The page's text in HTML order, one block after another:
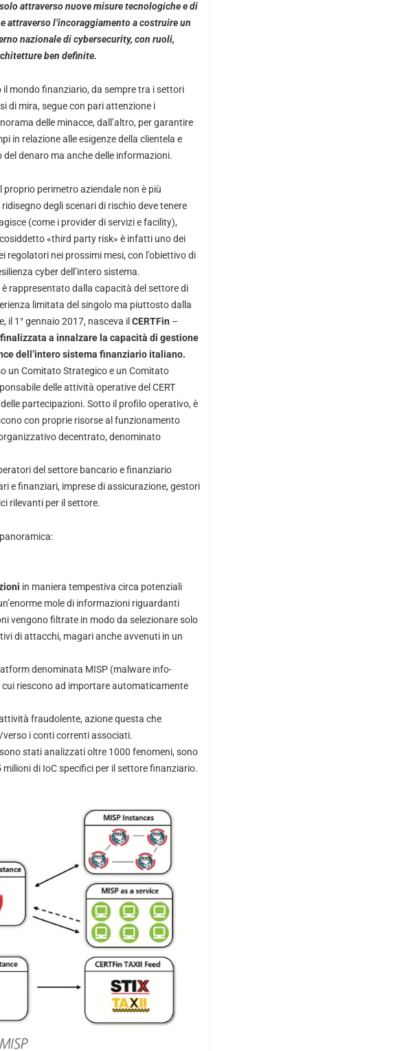
attraverso nuove misure tecnologiche e di
attraverso l’incoraggiamento a costruire un
nazionale di cybersecurity, con ruoli,
ben definite.
mondo finanziario, da sempre tra i settori
di mira, segue con pari attenzione i
delle minacce, dall’altro, per garantire
in relazione alle esigenze della clientela e
denaro ma anche delle informazioni.
perimetro aziendale non è più
degli scenari di rischio deve tenere
(come i provider di servizi e facility),
«third party risk» è infatti uno dei
regolatori nei prossimi mesi, con l’obiettivo di
cyber dell’intero sistema.
rappresentato dalla capacità del settore di
limitata del singolo ma piuttosto dalla
il 1° gennaio 2017, nasceva il CERTFin –
a innalzare la capacità di gestione
dell’intero sistema finanziario italiano.
un Comitato Strategico e un Comitato
delle attività operative del CERT
partecipazioni. Sotto il profilo operativo, è
con proprie risorse al funzionamento
decentrato, denominato
del settore bancario e finanziario
e finanziari, imprese di assicurazione, gestori
rilevanti per il settore.
in maniera tempestiva circa potenziali
mole di informazioni riguardanti
vengono filtrate in modo da selezionare solo
di attacchi, magari anche avvenuti in un
denominata MISP (malware info-
riescono ad importare automaticamente
fraudolente, azione questa che
i conti correnti associati.
stati analizzati oltre 1000 fenomeni, sono
di IoC specifici per il settore finanziario.